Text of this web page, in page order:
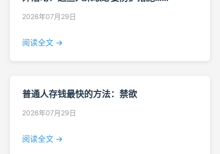
2026年07月29日
阅读全文 →
普通人存钱最快的方法：禁欲
2026年07月29日
阅读全文 →